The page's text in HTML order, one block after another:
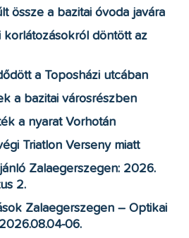
össze a bazitai óvoda javára
korlátozásokról döntött az
a Toposházi utcában
a bazitai városrészben
a nyarat Vorhotán
Triatlon Verseny miatt
Zalaegerszegen: 2026.
2.
Zalaegerszegen – Optikai
06.